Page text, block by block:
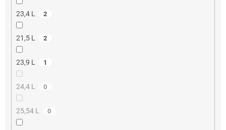
23,4 L 2
21,5 L 2
23,9 L 1
24,4 L 0
25,54 L 0